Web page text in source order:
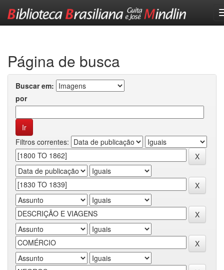
Página de busca
Buscar em:
por
Filtros correntes: